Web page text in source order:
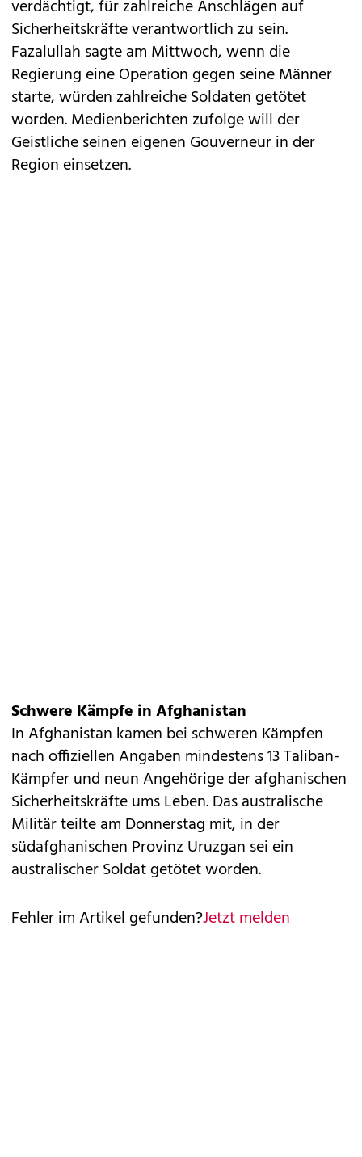
verdächtigt, für zahlreiche Anschlägen auf
Sicherheitskräfte verantwortlich zu sein.
Fazalullah sagte am Mittwoch, wenn die
Regierung eine Operation gegen seine Männer
starte, würden zahlreiche Soldaten getötet
worden. Medienberichten zufolge will der
Geistliche seinen eigenen Gouverneur in der
Region einsetzen.
Schwere Kämpfe in Afghanistan
In Afghanistan kamen bei schweren Kämpfen
nach offiziellen Angaben mindestens 13 Taliban-
Kämpfer und neun Angehörige der afghanischen
Sicherheitskräfte ums Leben. Das australische
Militär teilte am Donnerstag mit, in der
südafghanischen Provinz Uruzgan sei ein
australischer Soldat getötet worden.
Fehler im Artikel gefunden?Jetzt melden